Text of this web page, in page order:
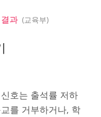
과 교육부
호는 출석률 저하
를 거부하거나, 학